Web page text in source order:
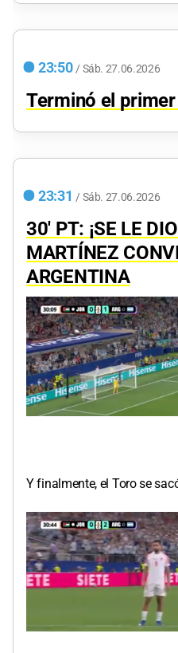
23:50 / Sáb. 27.06.2026
Terminó el
23:31 / Sáb. 27.06.2026
30' PT: ¡SE LE
MARTÍNEZ
ARGENTINA
Y finalmente, el Toro se